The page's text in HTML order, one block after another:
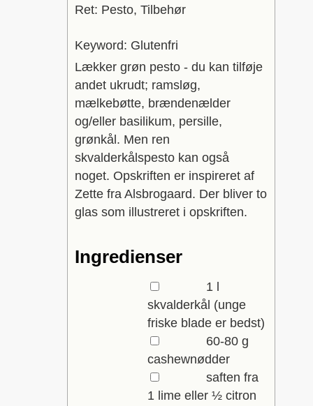
Ret: Pesto, Tilbehør
Keyword: Glutenfri
Lækker grøn pesto - du kan tilføje
andet ukrudt; ramsløg,
mælkebøtte, brændenælder
og/eller basilikum, persille,
grønkål. Men ren
skvalderkålspesto kan også
noget. Opskriften er inspireret af
Zette fra Alsbrogaard. Der bliver to
glas som illustreret i opskriften.
Ingredienser
1
skvalderkål (unge
friske blade er bedst)
60-80 g
cashewnødder
saften fra
1 lime eller ½ citron